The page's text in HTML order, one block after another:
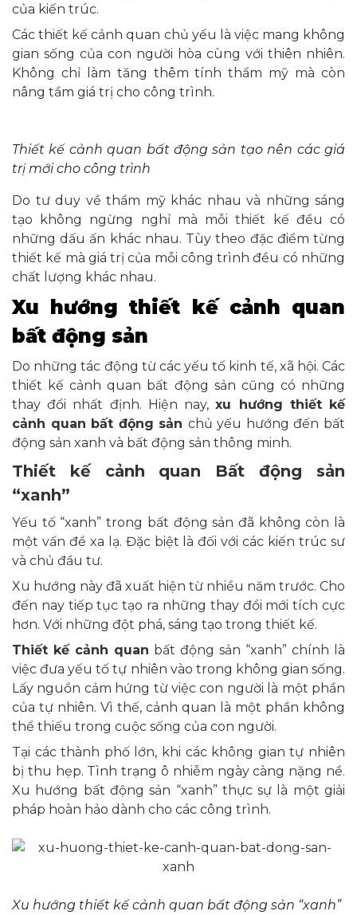
của kiến trúc.
Các thiết kế cảnh quan chủ yếu là việc mang không
gian sống của con người hòa cùng với thiên nhiên.
Không chỉ làm tăng thêm tính thẩm mỹ mà còn
nâng tầm giá trị cho công trình.
Thiết kế cảnh quan bất động sản tạo nên các giá
trị mới cho công trình
Do tư duy về thẩm mỹ khác nhau và những sáng
tạo không ngừng nghỉ mà mỗi thiết kế đều có
những dấu ấn khác nhau. Tùy theo đặc điểm từng
thiết kế mà giá trị của mỗi công trình đều có những
chất lượng khác nhau.
Xu hướng thiết kế cảnh quan
bất động sản
Do những tác động từ các yếu tố kinh tế, xã hội. Các
thiết kế cảnh quan bất động sản cũng có những
thay đổi nhất định. Hiện nay,xu hướng thiết kế
cảnh quan bất động sản chủ yếu hướng đến bất
động sản xanh và bất động sản thông minh.
Thiết kế cảnh quan Bất động sản
“xanh”
Yếu tố “xanh” trong bất động sản đã không còn là
một vấn đề xa lạ. Đặc biệt là đối với các kiến trúc sư
và chủ đầu tư.
Xu hướng này đã xuất hiện từ nhiều năm trước. Cho
đến nay tiếp tục tạo ra những thay đổi mới tích cực
hơn. Với những đột phá, sáng tạo trong thiết kế.
Thiết kế cảnh quan bất động sản “xanh” chính là
việc đưa yếu tố tự nhiên vào trong không gian sống.
Lấy nguồn cảm hứng từ việc con người là một phần
của tự nhiên. Vì thế, cảnh quan là một phần không
thể thiếu trong cuộc sống của con người.
Tại các thành phố lớn, khi các không gian tự nhiên
bị thu hẹp. Tình trạng ô nhiễm ngày càng nặng nề.
Xu hướng bất động sản “xanh” thực sự là một giải
pháp hoàn hảo dành cho các công trình.
Xu hướng thiết kế cảnh quan bất động sản “xanh”